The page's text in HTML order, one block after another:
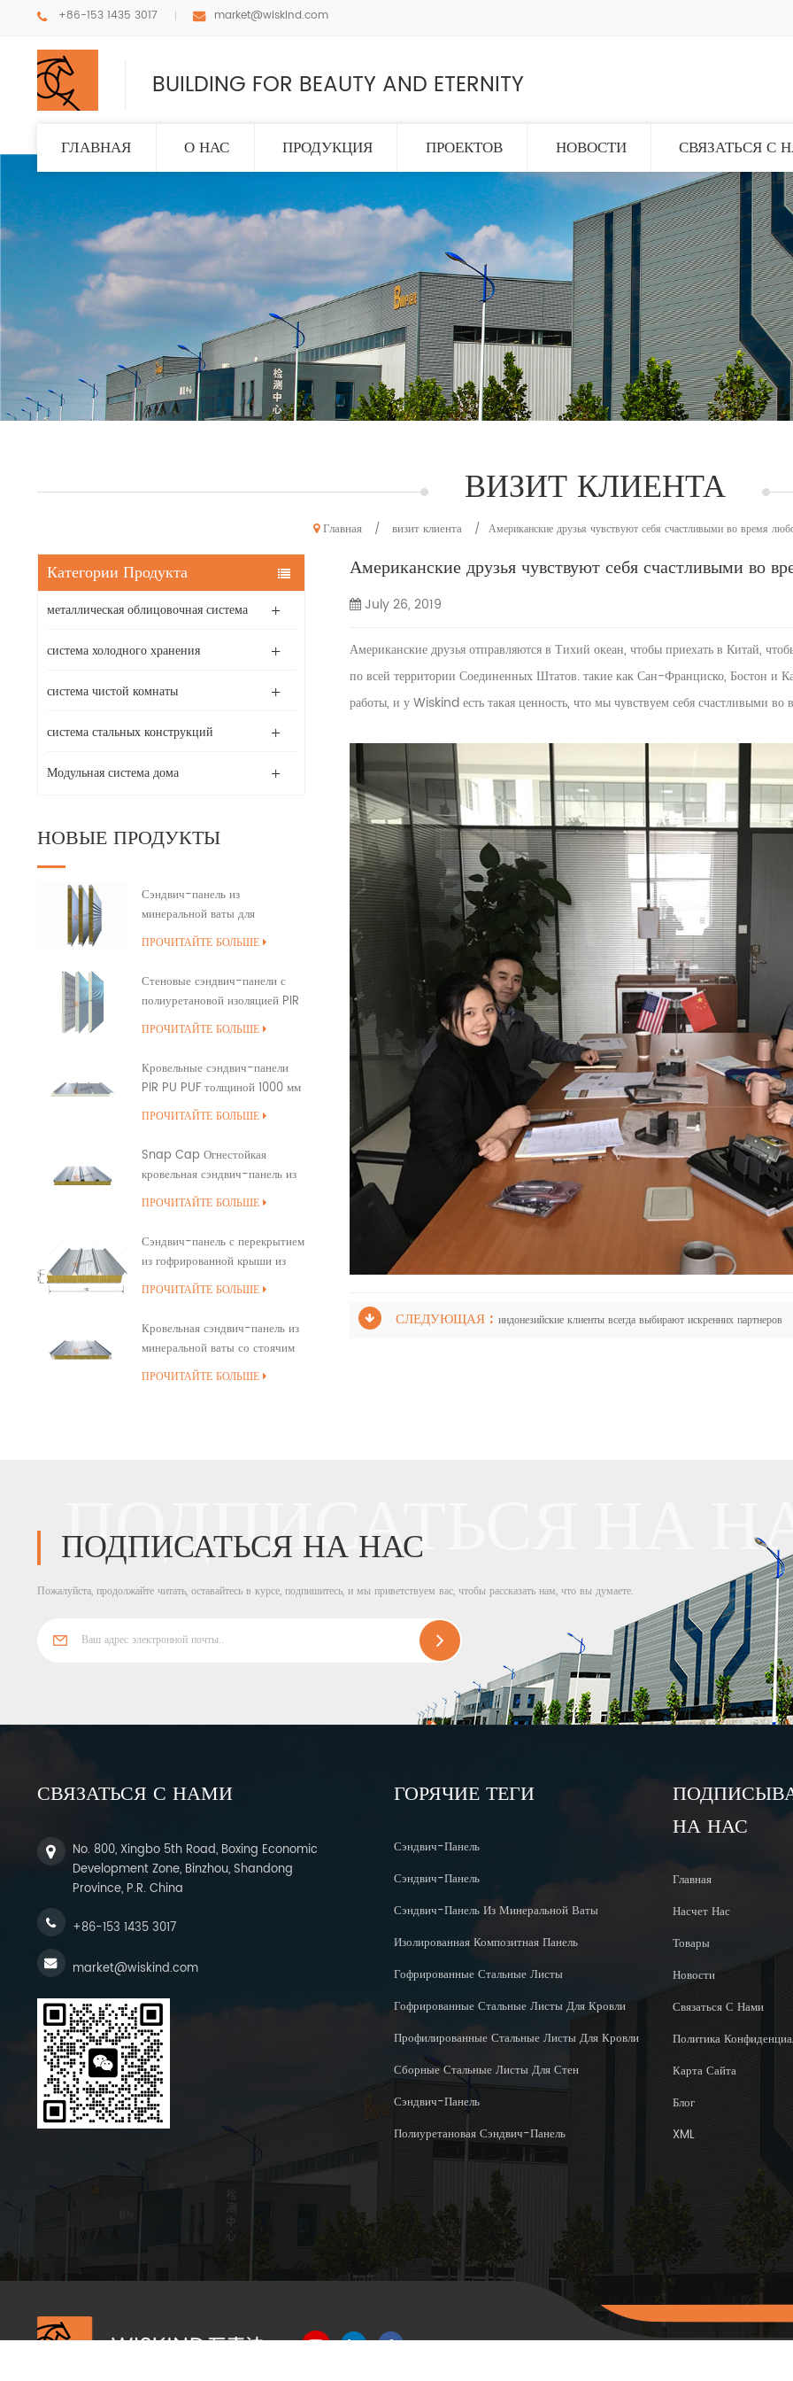
+86-153 1435 3017 market@wiskind.com
BUILDING FOR BEAUTY AND ETERNITY
ГЛАВНАЯ О НАС ПРОДУКЦИЯ ПРОЕКТОВ НОВОСТИ СВЯЗАТЬСЯ С
ВИЗИТ КЛИЕНТА
Главная / визит клиента / Американские друзья чувствуют себя счастливыми во время
Категории Продукта
металлическая облицовочная система
система холодного хранения
система чистой комнаты
система стальных конструкций
Модульная система дома
НОВЫЕ ПРОДУКТЫ
Сэндвич-панель из
минеральной ваты для
наружной стены здания с
кромок
ПРОЧИТАЙТЕ БОЛЬШЕ
Стеновые сэндвич-панели с
полиуретановой изоляцией PIR
PUR PU
ПРОЧИТАЙТЕ БОЛЬШЕ
Кровельные сэндвич-панели
PIR PU PUF толщиной 1000 мм
с перекрытием
ПРОЧИТАЙТЕ БОЛЬШЕ
Snap Cap Огнестойкая
кровельная сэндвич-панель из
минеральной ваты
ПРОЧИТАЙТЕ БОЛЬШЕ
Сэндвич-панель с перекрытием
из гофрированной крыши из
минеральной ваты
ПРОЧИТАЙТЕ БОЛЬШЕ
Кровельная сэндвич-панель из
минеральной ваты со стоячим
швом и полиуретановым
ПРОЧИТАЙТЕ БОЛЬШЕ
Американские друзья чувствуют себя счастливыми во
July 26, 2019
Американские друзья отправляются в Тихий океан, чтобы приехать в Китай,
по всей территории Соединенных Штатов. такие как Сан-Франциско, Бостон и
работы, и у Wiskind есть такая ценность, что мы чувствуем себя счастливыми во
СЛЕДУЮЩАЯ : индонезийские клиенты всегда выбирают искренних партнеров
ПОДПИСАТЬСЯ НА
ПОДПИСАТЬСЯ НА НАС
Пожалуйста, продолжайте читать, оставайтесь в курсе, подпишитесь, и мы приветствуем вас, чтобы рассказать нам, что вы думаете.
СВЯЗАТЬСЯ С НАМИ
No. 800, Xingbo 5th Road, Boxing Economic
Development Zone, Binzhou, Shandong
Province, P.R. China
+86-153 1435 3017
market@wiskind.com
ГОРЯЧИЕ ТЕГИ
Сэндвич-Панель
Сэндвич-Панель
Сэндвич-Панель Из Минеральной Ваты
Изолированная Композитная Панель
Гофрированные Стальные Листы
Гофрированные Стальные Листы Для Кровли
Профилированные Стальные Листы Для Кровли
Сборные Стальные Листы Для Стен
Сэндвич-Панель
Полиуретановая Сэндвич-Панель
НА НАС
Главная
Насчет Нас
Товары
Новости
Связаться С Нами
Политика
Карта Сайта
Блог
XML